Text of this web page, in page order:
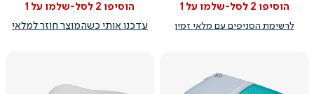
הוסיפו 2 לסל-שלמו על 1
לרשימת הסניפים עם מלאי זמין
הוסיפו 2 לסל-שלמו על 1
עדכנו אותי כשהמוצר חוזר למלאי